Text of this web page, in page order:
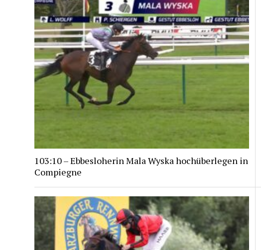
103:10 – Ebbesloherin Mala Wyska hochüberlegen in
Compiegne